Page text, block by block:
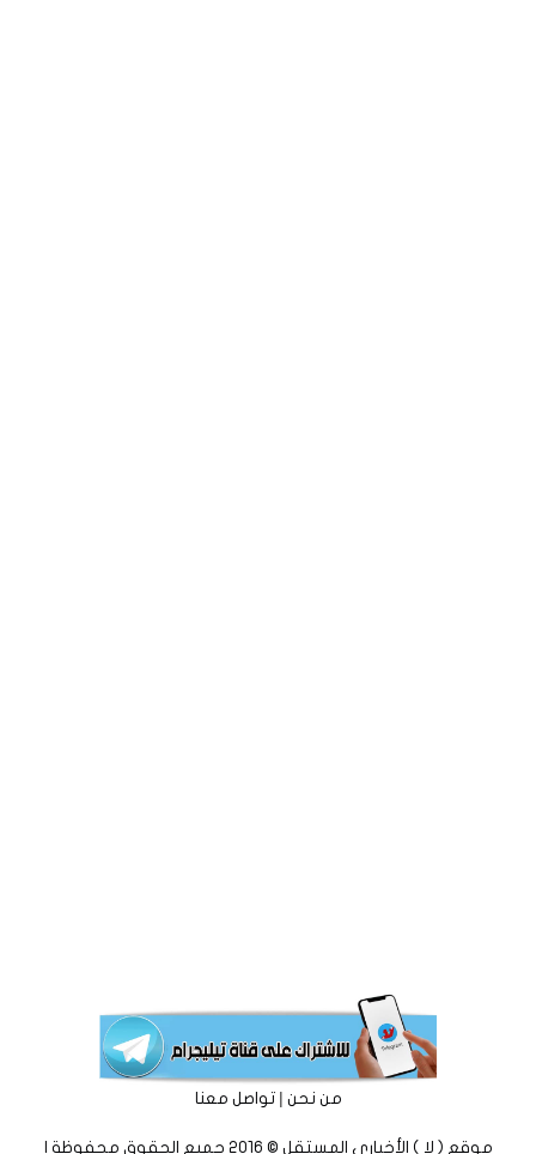
من نحن|تواصل معنا
موقع ( لا ) الأخباري المستقل © 2016 جميع الحقوق محفوظة |